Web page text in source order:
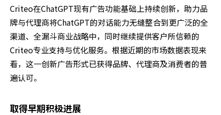
Criteo在ChatGPT现有广告功能基础上持续创新，助力品
牌与代理商将ChatGPT的对话能力无缝整合到更广泛的全
渠道、全漏斗商业战略中，同时继续提供客户所信赖的
Criteo专业支持与优化服务。根据近期的市场数据表现来
看，这一创新广告形式已获得品牌、代理商及消费者的普
遍认可。
取得早期积极进展